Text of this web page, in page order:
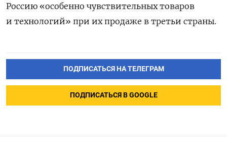
Россию «особенно чувствительных товаров
и технологий» при их продаже в третьи страны.
ПОДПИСАТЬСЯ НА ТЕЛЕГРАМ
ПОДПИСАТЬСЯ В GOOGLE